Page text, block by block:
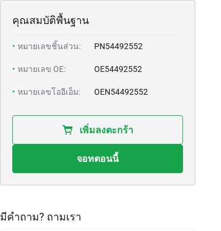
คุณสมบัติพื้นฐาน
• หมายเลขชิ้นส่วน: PN54492552
• หมายเลข OE: OE54492552
• หมายเลขโออีเอ็ม: OEN54492552
เพิ่มลงตะกร้า
จอทตอนนี้
มีคำถาม? ถามเรา